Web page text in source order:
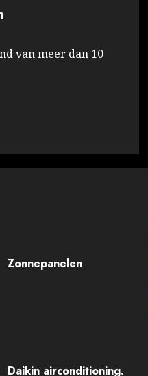
van meer dan 10
Zonnepanelen
Daikin airconditioning.